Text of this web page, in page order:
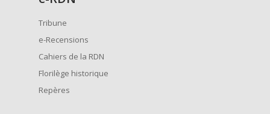
Tribune
e-Recensions
Cahiers de la RDN
Florilège historique
Repères